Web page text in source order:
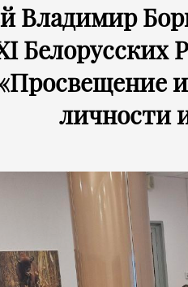
Владимир
Белорусских
личности